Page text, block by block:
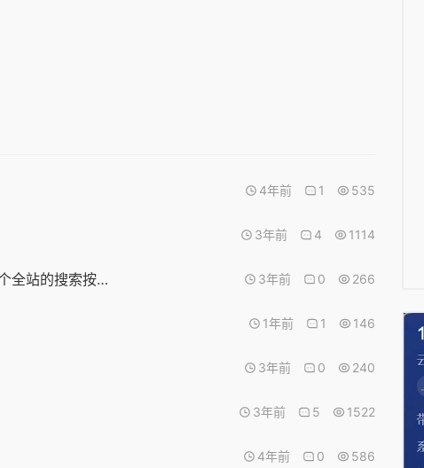
4年前 1 535
3年前 4 1114
要怎么修改搜索结果这边的文字，与添加一个全站的搜索按钮 3年前 0 266
1年前 1 146
3年前 0 240
3年前 5 1522
4年前 0 586